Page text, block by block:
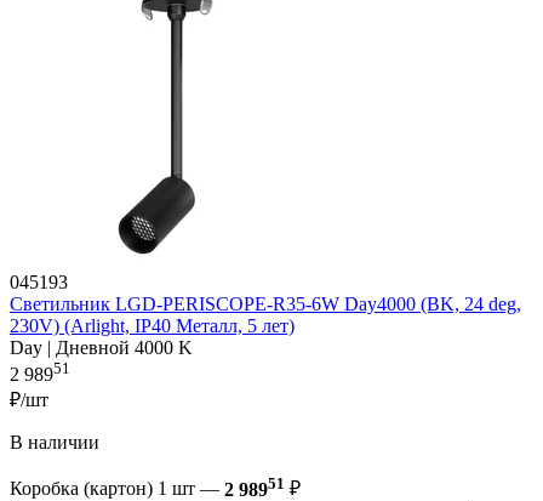
045193
Светильник LGD-PERISCOPE-R35-6W Day4000 (BK, 24 deg,
230V) (Arlight, IP40 Металл, 5 лет)
Day | Дневной 4000 K
2 98951
₽/шт
В наличии
Коробка (картон) 1 шт — 2 98951 ₽